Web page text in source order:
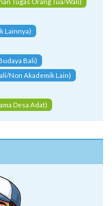
Lainnya)
Bali)
Non Akademik Lain)
Desa Adat)